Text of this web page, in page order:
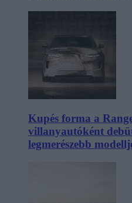
Kupés forma a
villanyautóként
legmerészebb